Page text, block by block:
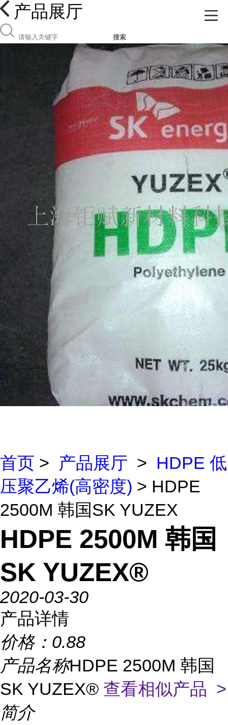
产品展厅
搜索
首页 > 产品展厅 > HDPE 低
压聚乙烯(高密度) > HDPE
2500M 韩国SK YUZEX
HDPE 2500M 韩国
SK YUZEX®
2020-03-30
产品详情
价格： 0.88
产品名称HDPE 2500M 韩国
SK YUZEX® 查看相似产品 >
简介